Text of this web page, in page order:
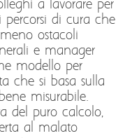
a lavorare per
percorsi di cura che
ostacoli
e manager
modello per
che si basa sulla
misurabile.
del puro calcolo,
al malato